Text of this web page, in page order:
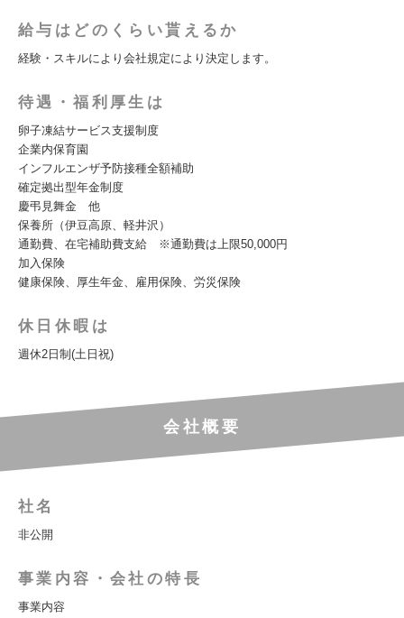
給与はどのくらい貰えるか
経験・スキルにより会社規定により決定します。
待遇・福利厚生は
卵子凍結サービス支援制度
企業内保育園
インフルエンザ予防接種全額補助
確定拠出型年金制度
慶弔見舞金 他
保養所（伊豆高原、軽井沢）
通勤費、在宅補助費支給 ※通勤費は上限50,000円
加入保険
健康保険、厚生年金、雇用保険、労災保険
休日休暇は
週休2日制(土日祝)
会社概要
社名
非公開
事業内容・会社の特長
事業内容